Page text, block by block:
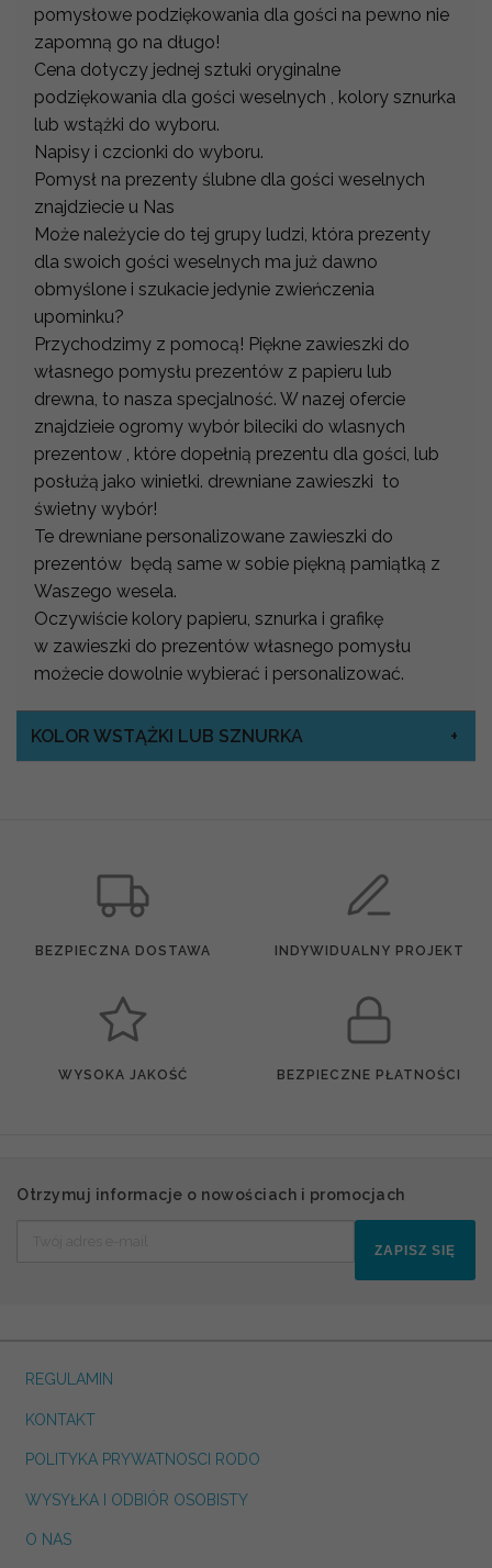
pomysłowe podziękowania dla gości na pewno nie
zapomną go na długo!
Cena dotyczy jednej sztuki oryginalne
podziękowania dla gości weselnych , kolory sznurka
lub wstążki do wyboru.
Napisy i czcionki do wyboru.
Pomysł na prezenty ślubne dla gości weselnych
znajdziecie u Nas
Może należycie do tej grupy ludzi, która prezenty
dla swoich gości weselnych ma już dawno
obmyślone i szukacie jedynie zwieńczenia
upominku?
Przychodzimy z pomocą! Piękne zawieszki do
własnego pomysłu prezentów z papieru lub
drewna, to nasza specjalność. W nazej ofercie
znajdzieie ogromy wybór bileciki do wlasnych
prezentow , które dopełnią prezentu dla gości, lub
posłużą jako winietki. drewniane zawieszki to
świetny wybór!
Te drewniane personalizowane zawieszki do
prezentów będą same w sobie piękną pamiątką z
Waszego wesela.
Oczywiście kolory papieru, sznurka i grafikę
w zawieszki do prezentów własnego pomysłu
możecie dowolnie wybierać i personalizować.
KOLOR WSTĄŻKI LUB SZNURKA
BEZPIECZNA DOSTAWA INDYWIDUALNY PROJEKT
WYSOKA JAKOŚĆ BEZPIECZNE PŁATNOŚCI
Otrzymuj informacje o nowościach i promocjach
ZAPISZ SIĘ
REGULAMIN
KONTAKT
POLITYKA PRYWATNOSCI RODO
WYSYŁKA I ODBIÓR OSOBISTY
O NAS